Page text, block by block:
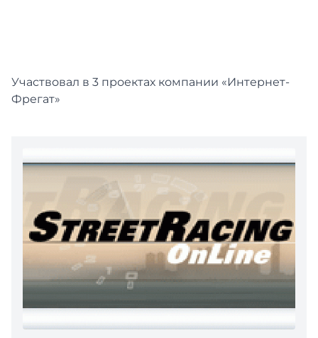
Участвовал в 3 проектах компании «Интернет-
Фрегат»